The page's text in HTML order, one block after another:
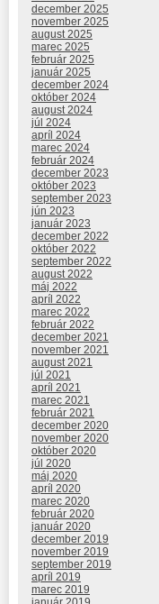
december 2025
november 2025
august 2025
marec 2025
február 2025
január 2025
december 2024
október 2024
august 2024
júl 2024
apríl 2024
marec 2024
február 2024
december 2023
október 2023
september 2023
jún 2023
január 2023
december 2022
október 2022
september 2022
august 2022
máj 2022
apríl 2022
marec 2022
február 2022
december 2021
november 2021
august 2021
júl 2021
apríl 2021
marec 2021
február 2021
december 2020
november 2020
október 2020
júl 2020
máj 2020
apríl 2020
marec 2020
február 2020
január 2020
december 2019
november 2019
september 2019
apríl 2019
marec 2019